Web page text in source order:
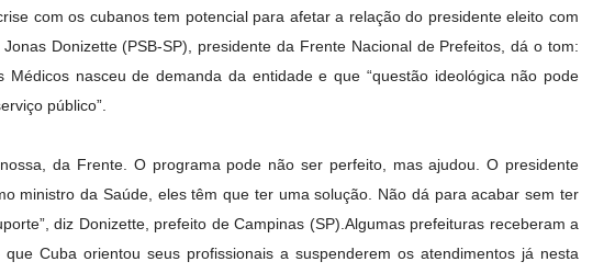
com os cubanos tem potencial para afetar a relação do presidente eleito com
Donizette (PSB-SP), presidente da Frente Nacional de Prefeitos, dá o tom:
Médicos nasceu de demanda da entidade e que “questão ideológica não pode
público”.
da Frente. O programa pode não ser perfeito, mas ajudou. O presidente
ministro da Saúde, eles têm que ter uma solução. Não dá para acabar sem ter
diz Donizette, prefeito de Campinas (SP).Algumas prefeituras receberam a
que Cuba orientou seus profissionais a suspenderem os atendimentos já nesta